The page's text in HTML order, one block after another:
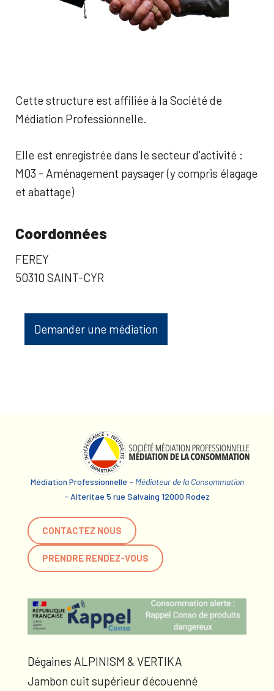
Cette structure est affiliée à la Société de
Médiation Professionnelle.
Elle est enregistrée dans le secteur d'activité :
M03 - Aménagement paysager (y compris élagage
et abattage)
Coordonnées
FEREY
50310 SAINT-CYR
Demander une médiation
Médiation Professionnelle - Médiateur de la Consommation
- Alteritae 5 rue Salvaing 12000 Rodez
CONTACTEZ NOUS
PRENDRE RENDEZ-VOUS
Dégaines ALPINISM & VERTIKA
Jambon cuit supérieur découenné